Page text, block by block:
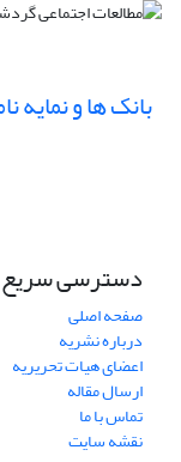
بانک ها و نمایه
دسترسی سریع
صفحه اصلی
درباره نشریه
اعضای هیات تحریریه
ارسال مقاله
تماس با ما
نقشه سایت